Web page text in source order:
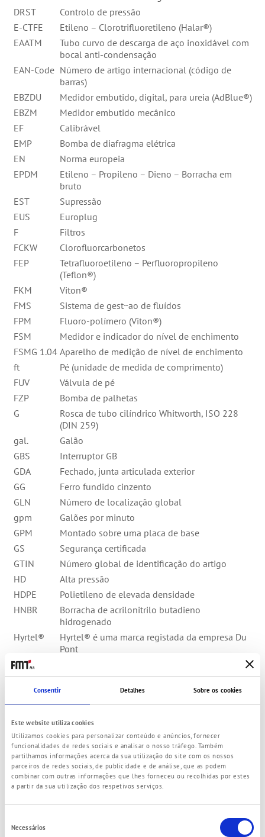
Consentir Detalhes Sobre os cookies
Este website utiliza cookies
Utilizamos cookies para personalizar conteúdo e anúncios, fornecer
funcionalidades de redes sociais e analisar o nosso tráfego. Também
partilhamos informações acerca da sua utilização do site com os nossos
parceiros de redes sociais, de publicidade e de análise, que as podem
combinar com outras informações que lhes forneceu ou recolhidas por estes
a partir da sua utilização dos respetivos serviços.
de
Necessários
DRST
Controlo de pressão
E-CTFE
Etileno – Clorotrifluoretileno (Halar®)
EAATM
Tubo curvo de descarga de aço inoxidável com
bocal anti-condensação
EAN-Code Número de artigo internacional (código de
barras)
EBZDU
Medidor embutido, digital, para ureia (AdBlue®)
EBZM
Medidor embutido mecânico
EF
Calibrável
EMP
Bomba de diafragma elétrica
EN
Norma europeia
EPDM
Etileno – Propileno – Dieno – Borracha em
bruto
EST
Supressão
EUS
Europlug
F
Filtros
FCKW
Clorofluorcarbonetos
FEP
Tetrafluoroetileno – Perfluoropropileno
(Teflon®)
FKM
Viton®
FMS
Sistema de gest~ao de fluídos
FPM
Fluoro-polímero (Viton®)
FSM
Medidor e indicador do nível de enchimento
FSMG 1.04 Aparelho de medição de nível de enchimento
ft
Pé (unidade de medida de comprimento)
FUV
Válvula de pé
FZP
Bomba de palhetas
G
Rosca de tubo cilíndrico Whitworth, ISO 228
(DIN 259)
gal.
Galão
GBS
Interruptor GB
GDA
Fechado, junta articulada exterior
GG
Ferro fundido cinzento
GLN
Número de localização global
gpm
Galões por minuto
GPM
Montado sobre uma placa de base
GS
Segurança certificada
GTIN
Número global de identificação do artigo
HD
Alta pressão
HDPE
Polietileno de elevada densidade
HNBR
Borracha de acrilonitrilo butadieno
hidrogenado
Hyrtel®
Hyrtel® é uma marca registada da empresa Du
Pont
Hz
i
Dentro / fêmea
Intermediate Bulk Container (para transporte e
armazenamento de substâncias líquidas e
fluidas)
ID
Diâmetro interno
IKV
Em breve disponível
ILN
Número de localização internacional
INOX
Aço inoxidável
ISO VG
International Organization for Standardization;